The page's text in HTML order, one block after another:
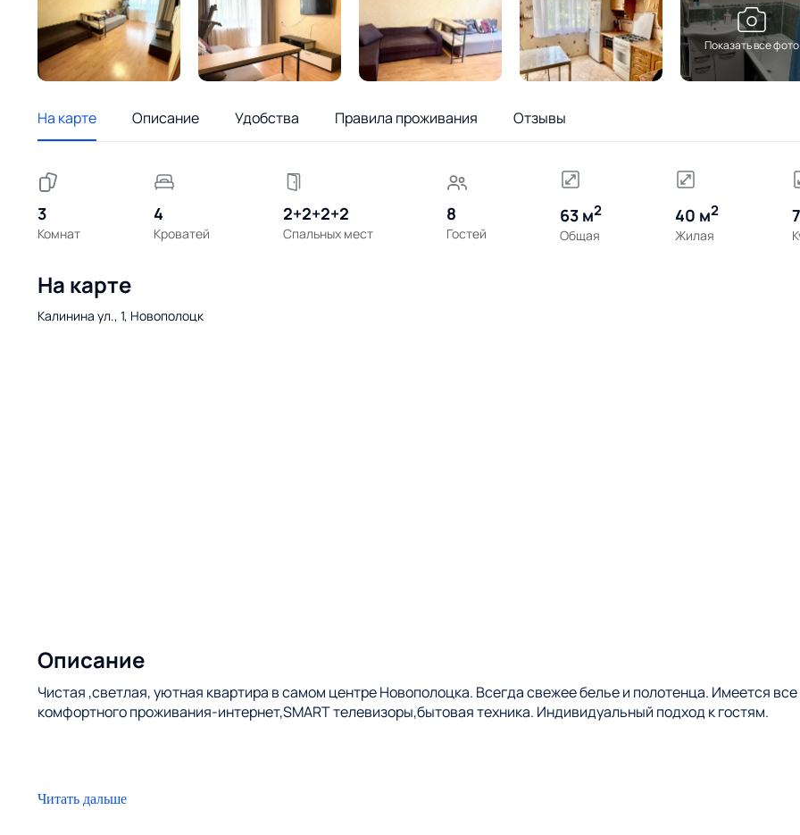
Показать все фото
На карте Описание Удобства Правила проживания Отзывы
3
Комнат
4
Кроватей
2+2+2+2
Спальных мест
8
Гостей
63 м2
Общая
40 м2
Жилая
На карте
Калинина ул., 1, Новополоцк
Описание
Чистая ,светлая, уютная квартира в самом центре Новополоцка. Всегда свежее белье и полотенца. Имеется
комфортного проживания-интернет,SMART телевизоры,бытовая техника. Индивидуальный подход к гостям.
Читать дальше